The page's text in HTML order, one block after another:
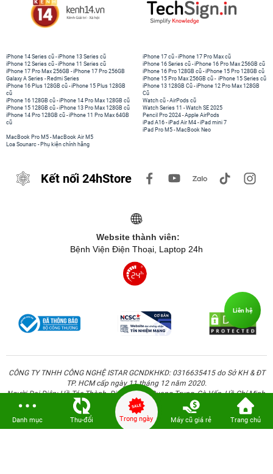
iPhone 14 Series cũ -iPhone 13 Series cũ
iPhone 12 Series cũ -iPhone 11 Series cũ
iPhone 17 Pro Max 256GB -iPhone 17 Pro 256GB
Galaxy A Series - Redmi Series
iPhone 17 cũ -iPhone 17 Pro Max cũ
iPhone 16 Series cũ - iPhone 16 Pro Max 256GB cũ
iPhone 16 Pro 128GB cũ -iPhone 15 Pro 128GB cũ
iPhone 15 Pro Max 256GB cũ - iPhone 15 Series cũ
iPhone 16 Plus 128GB cũ -iPhone 15 Plus 128GB
cũ
iPhone 16 128GB cũ -iPhone 14 Pro Max 128GB cũ
iPhone 15 128GB cũ -iPhone 13 Pro Max 128GB cũ
iPhone 14 Pro 128GB cũ -iPhone 11 Pro Max 64GB
cũ
iPhone 13 128GB Cũ -iPhone 12 Pro Max 128GB
Cũ
Watch cũ -AirPods cũ
Watch Series 11 -Watch SE 2025
Pencil Pro 2024 -Apple AirPods
iPad A16 -iPad Air M4 -iPad mini 7
iPad Pro M5 - MacBook Neo
MacBook Pro M5 - MacBook Air M5
Loa Sounarc - Phụ kiện chính hãng
Kết nối 24hStore
Website thành viên:
Bệnh Viện Điện Thoại, Laptop 24h
CÔNG TY TNHH CÔNG NGHỆ ISTAR GCNDKHKD: 0316635415 do Sở KH & ĐT
TP. HCM cấp ngày 11 tháng 12 năm 2020.
Người Đại Diện: Hồ Tác Thành. Địa chỉ: 389 Quang Trung, Gò Vấp, Hồ Chí Minh.
Danh mục Thu-đổi Trong ngày Máy cũ giá rẻ Trang chủ
Liên hệ